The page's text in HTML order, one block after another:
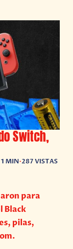
Switch,
MIN•287 VISTAS
para
Black
pilas,